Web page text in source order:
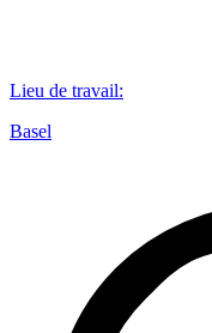
Lieu de travail:
Basel